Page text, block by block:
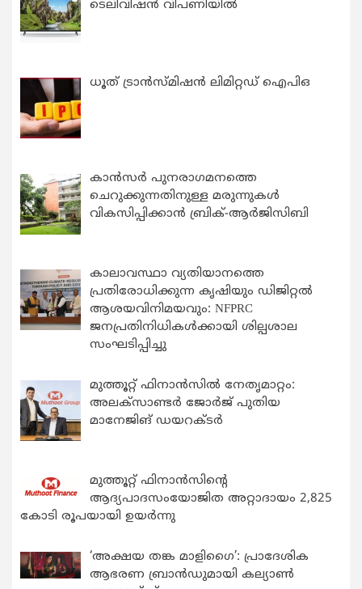
ടെലിവിഷൻ വിപണിയിൽ
ധൂത് ട്രാൻസ്മിഷൻ ലിമിറ്റഡ് ഐപിഒ
കാന്‍സര്‍ പുനരാഗമനത്തെ
ചെറുക്കുന്നതിനുള്ള മരുന്നുകള്‍
വികസിപ്പിക്കാന്‍ ബ്രിക്-ആര്‍ജിസിബി
കാലാവസ്ഥാ വ്യതിയാനത്തെ
പ്രതിരോധിക്കുന്ന കൃഷിയും ഡിജിറ്റൽ
ആശയവിനിമയവും: NFPRC
ജനപ്രതിനിധികൾക്കായി ശില്പശാല
സംഘടിപ്പിച്ചു
മുത്തൂറ്റ് ഫിനാൻസിൽ നേതൃമാറ്റം:
അലക്സാണ്ടർ ജോർജ് പുതിയ
മാനേജിങ് ഡയറക്ടർ
മുത്തൂറ്റ് ഫിനാൻസിന്റെ
ആദ്യപാദസംയോജിത അറ്റാദായം 2,825
കോടി രൂപയായി ഉയർന്നു
‘അക്ഷയ തങ്ക മാളിഗൈ’: പ്രാദേശിക
ആഭരണ ബ്രാന്‍ഡുമായി കല്യാണ്‍